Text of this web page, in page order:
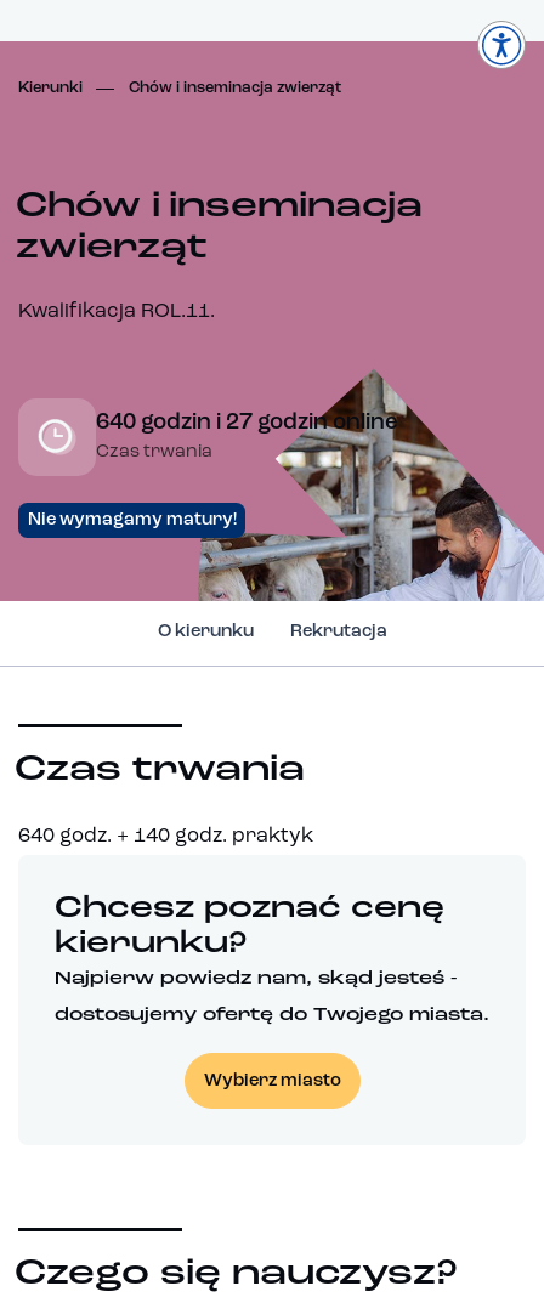
Kierunki Chów i inseminacja zwierząt
Chów i inseminacja
zwierząt
Kwalifikacja ROL.11.
640 godzin i 27 godzin online
Czas trwania
Nie wymagamy matury!
O kierunku Rekrutacja
Czas trwania
640 godz. + 140 godz. praktyk
Chcesz poznać cenę
kierunku?
Najpierw powiedz nam, skąd jesteś -
dostosujemy ofertę do Twojego miasta.
Wybierz miasto
Czego się nauczysz?